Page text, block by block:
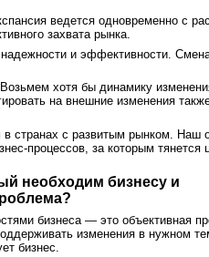
ведется одновременно с
захвата рынка.
и эффективности.
хотя бы динамику
на внешние изменения
в странах с развитым рынком. Наш
процессов, за которым тянется
необходим бизнесу и
бизнеса — это объективная
изменения в нужном
бизнес.